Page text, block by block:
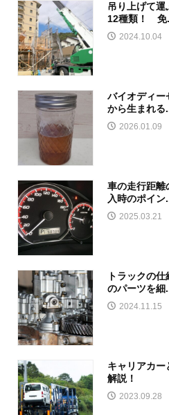
吊り上げて運
12種類！ 免
2024.10.04
バイオディー
から生まれる
2026.01.09
車の走行距
入時のポイン
2025.03.21
トラックの
のパーツを細
2024.11.15
キャリアカー
解説！
2023.09.28